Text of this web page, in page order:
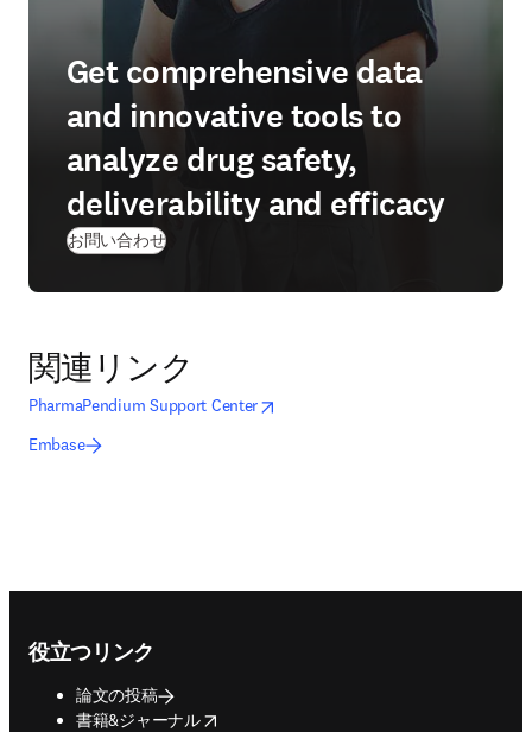
Get comprehensive data
and innovative tools to
analyze drug safety,
deliverability and efficacy
お問い合わせ
関連リンク
PharmaPendium Support Center新しいタブ／ウィンドウで開く
opens in new tab/window
Embase
役立つリンク
論文の投稿
書籍&ジャーナル
opens in new tab/window